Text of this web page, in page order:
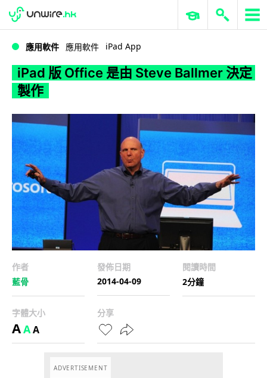
iPad 版 Office 是由 Steve Ballmer 決定製作
WWDC 2026 ERP 與商業 AI
應用軟件 應用軟件 iPad App
iPad 版 Office 是由 Steve Ballmer 決定
製作
作者
藍骨
發佈日期
2014-04-09
閱讀時間
2分鐘
字體大小
AAA
分享
ADVERTISEMENT